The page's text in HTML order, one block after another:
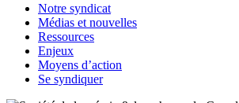
Notre syndicat
Médias et nouvelles
Ressources
Enjeux
Moyens d’action
Se syndiquer